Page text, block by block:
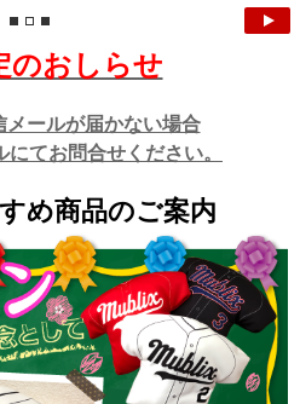
のおしらせ
メールが届かない場合
てお問合せください。
め商品のご案内